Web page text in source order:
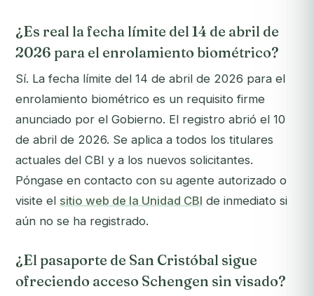
¿Es real la fecha límite del 14 de abril de
2026 para el enrolamiento biométrico?
Sí. La fecha límite del 14 de abril de 2026 para el
enrolamiento biométrico es un requisito firme
anunciado por el Gobierno. El registro abrió el 10
de abril de 2026. Se aplica a todos los titulares
actuales del CBI y a los nuevos solicitantes.
Póngase en contacto con su agente autorizado o
visite el sitio web de la Unidad CBI de inmediato si
aún no se ha registrado.
¿El pasaporte de San Cristóbal sigue
ofreciendo acceso Schengen sin visado?